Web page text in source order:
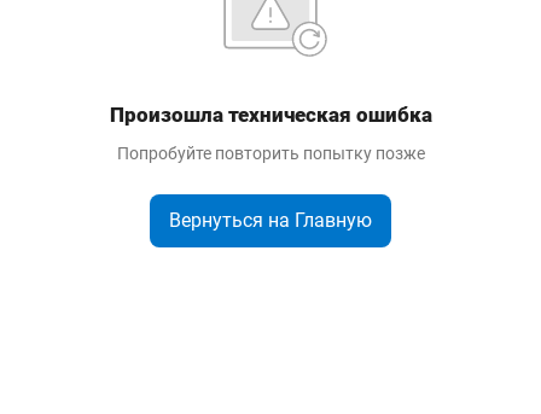
Произошла техническая ошибка
Попробуйте повторить попытку позже
Вернуться на Главную